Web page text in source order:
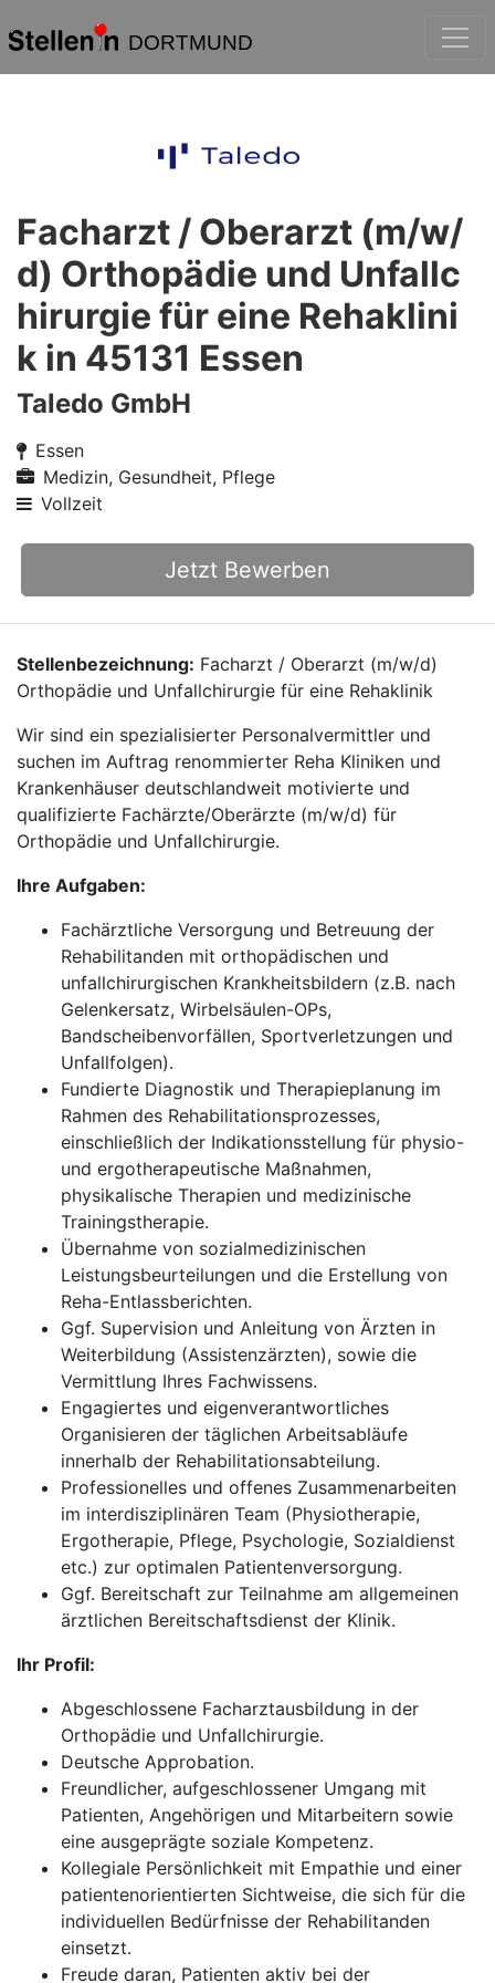
DORTMUND
Facharzt / Oberarzt (m/w/
d) Orthopädie und Unfallc
hirurgie für eine Rehaklini
k in 45131 Essen
Taledo GmbH
Essen
Medizin, Gesundheit, Pflege
Vollzeit
Jetzt Bewerben
Stellenbezeichnung: Facharzt / Oberarzt (m/w/d)
Orthopädie und Unfallchirurgie für eine Rehaklinik
Wir sind ein spezialisierter Personalvermittler und
suchen im Auftrag renommierter Reha Kliniken und
Krankenhäuser deutschlandweit motivierte und
qualifizierte Fachärzte/Oberärzte (m/w/d) für
Orthopädie und Unfallchirurgie.
Ihre Aufgaben:
Fachärztliche Versorgung und Betreuung der
Rehabilitanden mit orthopädischen und
unfallchirurgischen Krankheitsbildern (z.B. nach
Gelenkersatz, Wirbelsäulen-OPs,
Bandscheibenvorfällen, Sportverletzungen und
Unfallfolgen).
Fundierte Diagnostik und Therapieplanung im
Rahmen des Rehabilitationsprozesses,
einschließlich der Indikationsstellung für physio-
und ergotherapeutische Maßnahmen,
physikalische Therapien und medizinische
Trainingstherapie.
Übernahme von sozialmedizinischen
Leistungsbeurteilungen und die Erstellung von
Reha-Entlassberichten.
Ggf. Supervision und Anleitung von Ärzten in
Weiterbildung (Assistenzärzten), sowie die
Vermittlung Ihres Fachwissens.
Engagiertes und eigenverantwortliches
Organisieren der täglichen Arbeitsabläufe
innerhalb der Rehabilitationsabteilung.
Professionelles und offenes Zusammenarbeiten
im interdisziplinären Team (Physiotherapie,
Ergotherapie, Pflege, Psychologie, Sozialdienst
etc.) zur optimalen Patientenversorgung.
Ggf. Bereitschaft zur Teilnahme am allgemeinen
ärztlichen Bereitschaftsdienst der Klinik.
Ihr Profil:
Abgeschlossene Facharztausbildung in der
Orthopädie und Unfallchirurgie.
Deutsche Approbation.
Freundlicher, aufgeschlossener Umgang mit
Patienten, Angehörigen und Mitarbeitern sowie
eine ausgeprägte soziale Kompetenz.
Kollegiale Persönlichkeit mit Empathie und einer
patientenorientierten Sichtweise, die sich für die
individuellen Bedürfnisse der Rehabilitanden
einsetzt.
Freude daran, Patienten aktiv bei der